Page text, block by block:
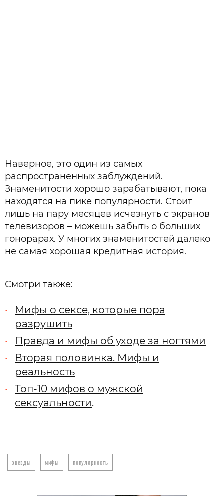
Наверное, это один из самых
распространенных заблуждений.
Знаменитости хорошо зарабатывают, пока
находятся на пике популярности. Стоит
лишь на пару месяцев исчезнуть с экранов
телевизоров – можешь забыть о больших
гонорарах. У многих знаменитостей далеко
не самая хорошая кредитная история.
Смотри также:
Мифы о сексе, которые пора
разрушить
Правда и мифы об уходе за ногтями
Вторая половинка. Мифы и
реальность
Топ-10 мифов о мужской
сексуальности.
звезды мифы популярность